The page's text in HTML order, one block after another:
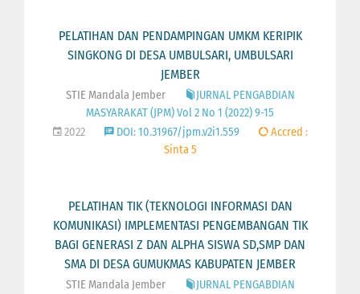
PELATIHAN DAN PENDAMPINGAN UMKM KERIPIK
SINGKONG DI DESA UMBULSARI, UMBULSARI
JEMBER
STIE Mandala Jember
JURNAL PENGABDIAN
MASYARAKAT (JPM) Vol 2 No 1 (2022) 9-15
2022
DOI: 10.31967/jpm.v2i1.559
Accred :
Sinta 5
PELATIHAN TIK (TEKNOLOGI INFORMASI DAN
KOMUNIKASI) IMPLEMENTASI PENGEMBANGAN TIK
BAGI GENERASI Z DAN ALPHA SISWA SD,SMP DAN
SMA DI DESA GUMUKMAS KABUPATEN JEMBER
STIE Mandala Jember
JURNAL PENGABDIAN